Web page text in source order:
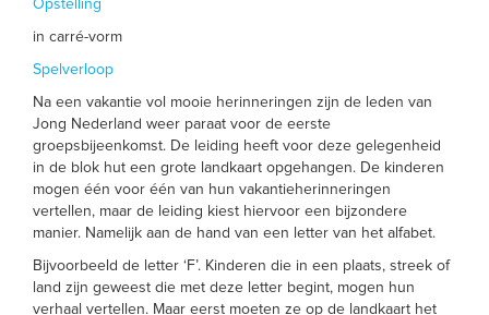
Opstelling
in carré-vorm
Spelverloop
Na een vakantie vol mooie herinneringen zijn de leden van
Jong Nederland weer paraat voor de eerste
groepsbijeenkomst. De leiding heeft voor deze gelegenheid
in de blok hut een grote landkaart opgehangen. De kinderen
mogen één voor één van hun vakantieherinneringen
vertellen, maar de leiding kiest hiervoor een bijzondere
manier. Namelijk aan de hand van een letter van het alfabet.
Bijvoorbeeld de letter ‘F’. Kinderen die in een plaats, streek of
land zijn geweest die met deze letter begint, mogen hun
verhaal vertellen. Maar eerst moeten ze op de landkaart het